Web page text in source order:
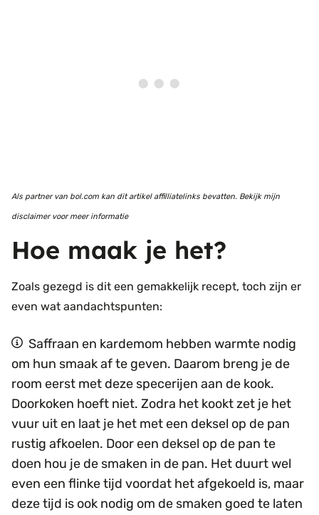
Als partner van bol.com kan dit artikel affilliatelinks bevatten. Bekijk mijn
disclaimer voor meer informatie
Hoe maak je het?
Zoals gezegd is dit een gemakkelijk recept, toch zijn er
even wat aandachtspunten:
Saffraan en kardemom hebben warmte nodig
om hun smaak af te geven. Daarom breng je de
room eerst met deze specerijen aan de kook.
Doorkoken hoeft niet. Zodra het kookt zet je het
vuur uit en laat je het met een deksel op de pan
rustig afkoelen. Door een deksel op de pan te
doen hou je de smaken in de pan. Het duurt wel
even een flinke tijd voordat het afgekoeld is, maar
deze tijd is ook nodig om de smaken goed te laten